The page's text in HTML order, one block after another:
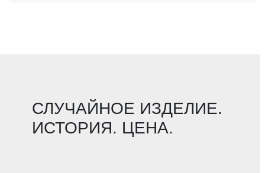
СЛУЧАЙНОЕ ИЗДЕЛИЕ.
ИСТОРИЯ. ЦЕНА.